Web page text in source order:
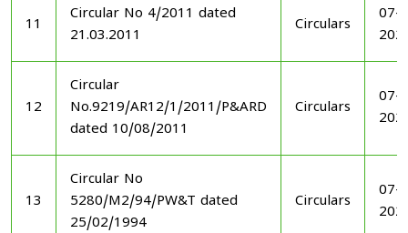
11
Circular No 4/2011 dated
21.03.2011
Circulars
07-
12
Circular
No.9219/AR12/1/2011/P&ARD
dated 10/08/2011
Circulars
07-
13
Circular No
5280/M2/94/PW&T dated
25/02/1994
Circulars
07-